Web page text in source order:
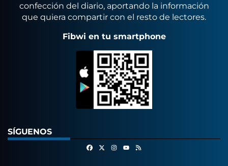
confección del diario, aportando la información
que quiera compartir con el resto de lectores.
Fibwi en tu smartphone
SÍGUENOS
FacebookInstagram